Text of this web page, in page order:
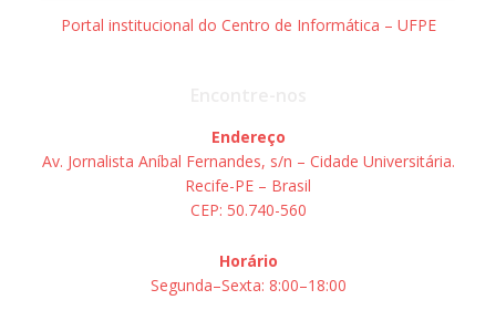
Portal institucional do Centro de Informática – UFPE
Endereço
Av. Jornalista Aníbal Fernandes, s/n – Cidade Universitária.
Recife-PE – Brasil
CEP: 50.740-560
Horário
Segunda–Sexta: 8:00–18:00